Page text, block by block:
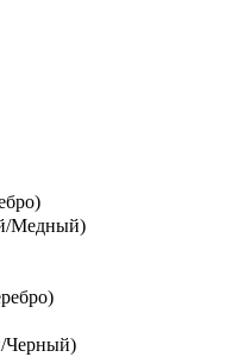
Медный)
Черный)